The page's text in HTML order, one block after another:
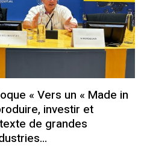
« Vers un « Made in
investir et
de grandes